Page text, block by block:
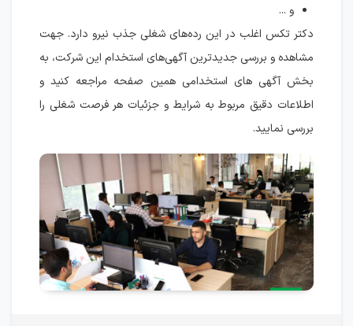
و ...
دکتر تکس اغلب در این رده‌های شغلی جذب نیرو دارد. جهت
مشاهده و بررسی جدیدترین آگهی‌های استخدام این شرکت، به
بخش آگهی های استخدامی همین صفحه مراجعه کنید و
اطلاعات دقیق مربوط به شرایط و جزئیات هر فرصت شغلی را
بررسی نمایید.